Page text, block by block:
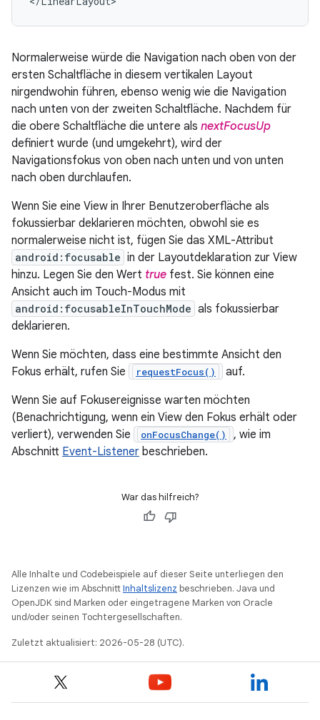
Normalerweise würde die Navigation nach oben von der
ersten Schaltfläche in diesem vertikalen Layout
nirgendwohin führen, ebenso wenig wie die Navigation
nach unten von der zweiten Schaltfläche. Nachdem für
die obere Schaltfläche die untere als nextFocusUp
definiert wurde (und umgekehrt), wird der
Navigationsfokus von oben nach unten und von unten
nach oben durchlaufen.
Wenn Sie eine View in Ihrer Benutzeroberfläche als
fokussierbar deklarieren möchten, obwohl sie es
normalerweise nicht ist, fügen Sie das XML-Attribut
android:focusable in der Layoutdeklaration zur View
hinzu. Legen Sie den Wert true fest. Sie können eine
Ansicht auch im Touch-Modus mit
android:focusableInTouchMode als fokussierbar
deklarieren.
Wenn Sie möchten, dass eine bestimmte Ansicht den
Fokus erhält, rufen Sie
requestFocus()
auf.
Wenn Sie auf Fokusereignisse warten möchten
(Benachrichtigung, wenn ein View den Fokus erhält oder
verliert), verwenden Sie
onFocusChange()
, wie im
Abschnitt Event-Listener beschrieben.
War das hilfreich?
Alle Inhalte und Codebeispiele auf dieser Seite unterliegen den
Lizenzen wie im AbschnittInhaltslizenz beschrieben. Java und
OpenJDK sind Marken oder eingetragene Marken von Oracle
und/oder seinen Tochtergesellschaften.
Zuletzt aktualisiert: 2026-05-28 (UTC).